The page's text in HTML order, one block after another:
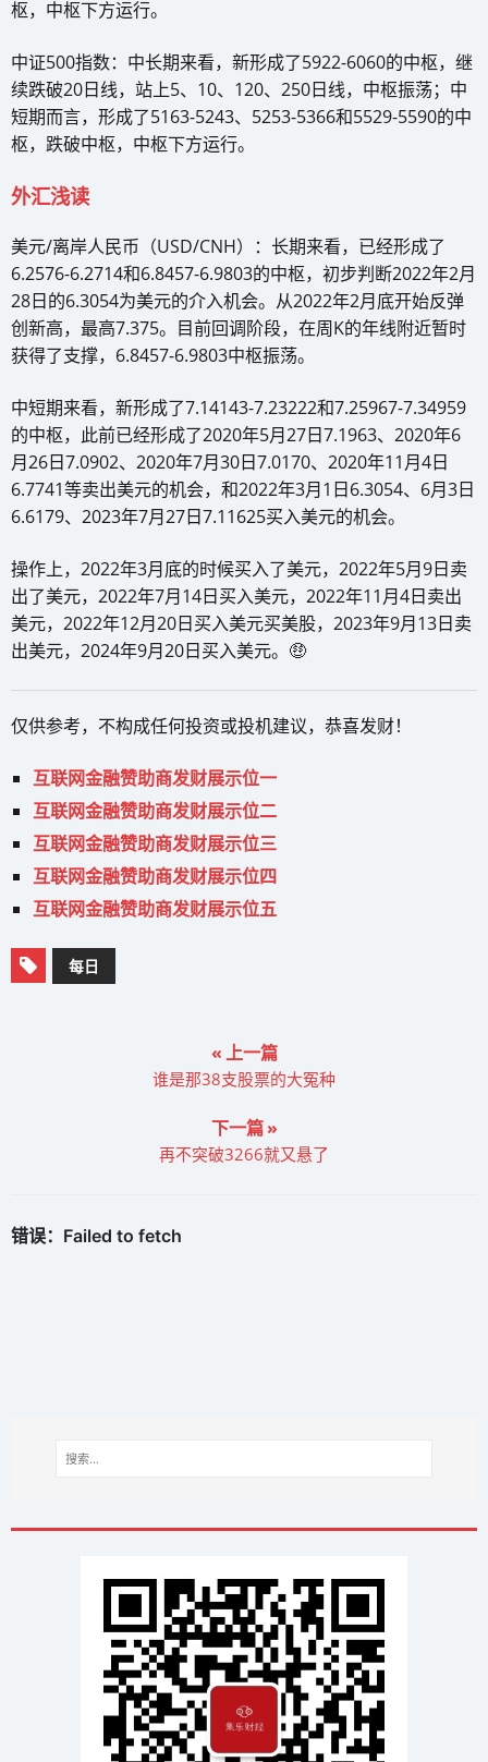
枢，中枢下方运行。
中证500指数：中长期来看，新形成了5922-6060的中枢，继
续跌破20日线，站上5、10、120、250日线，中枢振荡；中
短期而言，形成了5163-5243、5253-5366和5529-5590的中
枢，跌破中枢，中枢下方运行。
外汇浅读
美元/离岸人民币（USD/CNH）：长期来看，已经形成了
6.2576-6.2714和6.8457-6.9803的中枢，初步判断2022年2月
28日的6.3054为美元的介入机会。从2022年2月底开始反弹
创新高，最高7.375。目前回调阶段，在周K的年线附近暂时
获得了支撑，6.8457-6.9803中枢振荡。
中短期来看，新形成了7.14143-7.23222和7.25967-7.34959
的中枢，此前已经形成了2020年5月27日7.1963、2020年6
月26日7.0902、2020年7月30日7.0170、2020年11月4日
6.7741等卖出美元的机会，和2022年3月1日6.3054、6月3日
6.6179、2023年7月27日7.11625买入美元的机会。
操作上，2022年3月底的时候买入了美元，2022年5月9日卖
出了美元，2022年7月14日买入美元，2022年11月4日卖出
美元，2022年12月20日买入美元买美股，2023年9月13日卖
出美元，2024年9月20日买入美元。🤑
仅供参考，不构成任何投资或投机建议，恭喜发财！
互联网金融赞助商发财展示位一
互联网金融赞助商发财展示位二
互联网金融赞助商发财展示位三
互联网金融赞助商发财展示位四
互联网金融赞助商发财展示位五
每日
« 上一篇
谁是那38支股票的大冤种
下一篇 »
再不突破3266就又悬了